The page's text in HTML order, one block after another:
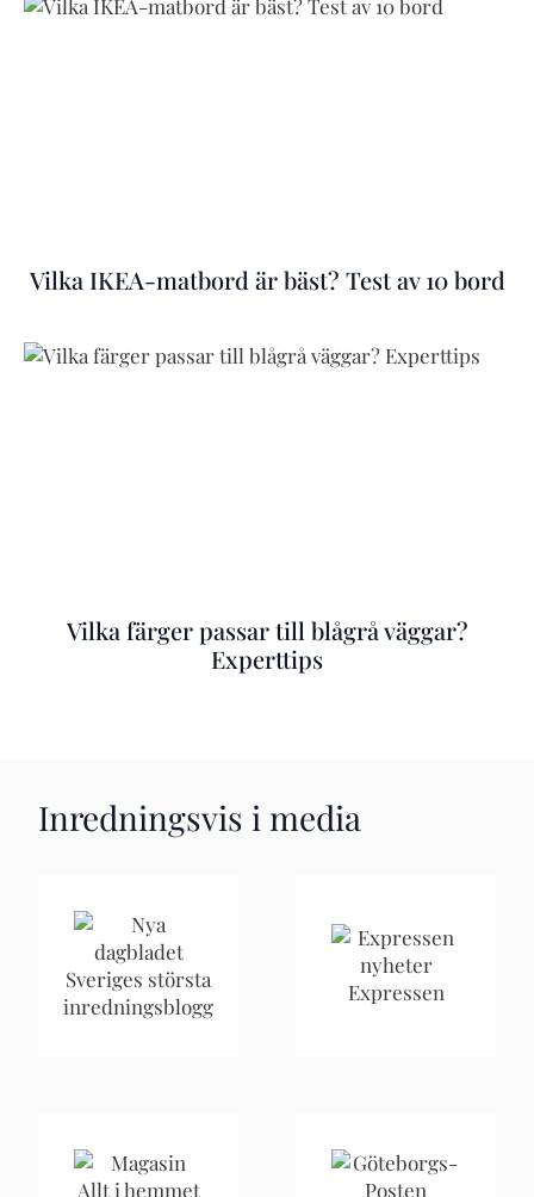
Vilka IKEA-matbord är bäst? Test av 10 bord
Vilka färger passar till blågrå väggar?
Experttips
Inredningsvis i media
Sveriges största
inredningsblogg
Expressen